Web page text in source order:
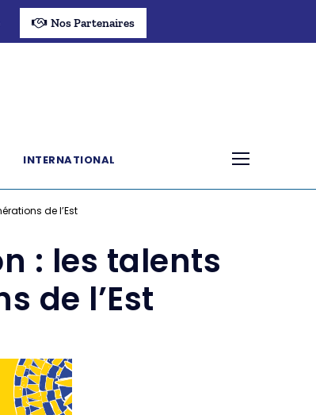
Nos Partenaires
INTERNATIONAL
de l’Est
: les talents
de l’Est